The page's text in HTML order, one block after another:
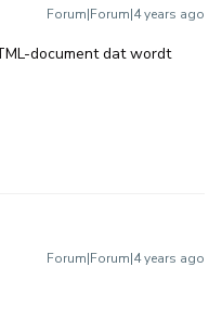
Forum|Forum|4 years ago
document dat wordt
Forum|Forum|4 years ago